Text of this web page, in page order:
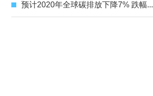
预计2020年全球碳排放下降7% 跌幅...